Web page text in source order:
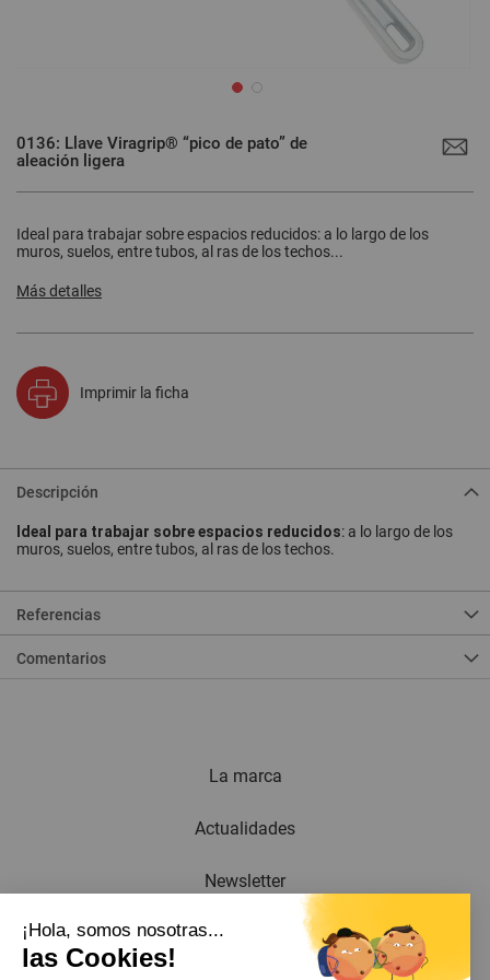
0136: Llave Viragrip® “pico de pato” de
aleación ligera
Ideal para trabajar sobre espacios reducidos: a lo largo de los
muros, suelos, entre tubos, al ras de los techos...
Más detalles
Imprimir la ficha
comienzo
de
galería
imágenes
Descripción
Ideal para trabajar sobre espacios reducidos: a lo largo de los
muros, suelos, entre tubos, al ras de los techos.
Referencias
Comentarios
La marca
Actualidades
Newsletter
Catálogo
¡Hola, somos nosotras...
las Cookies!